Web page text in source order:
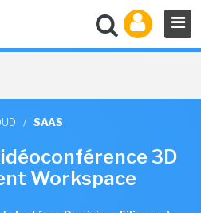
/ SAAS
3D
Workspace